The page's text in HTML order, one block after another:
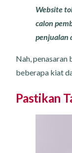
Website
calon
penjualan
Nah, penasaran
beberapa kiat
Pastikan